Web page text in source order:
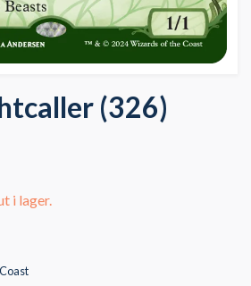
(326)
i lager.